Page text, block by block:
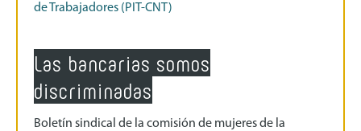
de Trabajadores (PIT-CNT)
Las bancarias somos
discriminadas
Boletín sindical de la comisión de mujeres de la